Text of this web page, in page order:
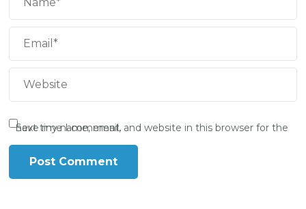
Save my name, email, and website in this browser for the next time I comment.